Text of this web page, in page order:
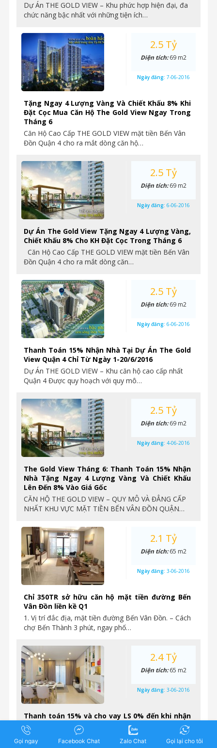
Dự Án THE GOLD VIEW – Khu phức hợp hiện đại, đa
chức năng bậc nhất với những tiện ích…
Tặng Ngay 4 Lượng Vàng Và Chiết Khấu 8% Khi
Đặt Cọc Mua Căn Hộ The Gold View Ngay Trong
Tháng 6
Căn Hộ Cao Cấp THE GOLD VIEW mặt tiền Bến Vân
Đồn Quận 4 cho ra mắt dòng căn hộ…
2.5 Tỷ
Diện tích:69 m2
Ngày đăng: 7-06-2016
Dự Án The Gold View Tặng Ngay 4 Lượng Vàng,
Chiết Khấu 8% Cho KH Đặt Cọc Trong Tháng 6
Căn Hộ Cao Cấp THE GOLD VIEW mặt tiền Bến Vân
Đồn Quận 4 cho ra mắt dòng căn…
2.5 Tỷ
Diện tích:69 m2
Ngày đăng: 6-06-2016
Thanh Toán 15% Nhận Nhà Tại Dự Án The Gold
View Quận 4 Chỉ Từ Ngày 1-20/6/2016
Dự Án THE GOLD VIEW – Khu căn hộ cao cấp nhất
Quận 4 Được quy hoạch với quy mô…
2.5 Tỷ
Diện tích:69 m2
Ngày đăng: 6-06-2016
The Gold View Tháng 6: Thanh Toán 15% Nhận
Nhà Tặng Ngay 4 Lượng Vàng Và Chiết Khấu
Lên Đến 8% Vào Giá Gốc
CĂN HỘ THE GOLD VIEW – QUY MÔ VÀ ĐẲNG CẤP
NHẤT KHU VỰC MẶT TIỀN BẾN VÂN ĐỒN QUẬN…
2.5 Tỷ
Diện tích:69 m2
Ngày đăng: 4-06-2016
Chỉ 350TR sở hữu căn hộ mặt tiền đường Bến
Vân Đồn liền kề Q1
1. Vị trí đắc địa, mặt tiền đường Bến Vân Đồn. – Cách
chợ Bến Thành 3 phút, ngay phố…
2.1 Tỷ
Diện tích:65 m2
Ngày đăng: 3-06-2016
Thanh toán 15% và cho vay LS 0% đến khi nhận
nhà khi mua căn hộ The GoldView Bến Vân Đồn
Tháp Gold River View, LS 0% đến khi nhận nhà,
2.4 Tỷ
Diện tích:65 m2
Ngày đăng: 3-06-2016
Gọi ngay Facebook Chat Zalo Chat Gọi lại cho tôi